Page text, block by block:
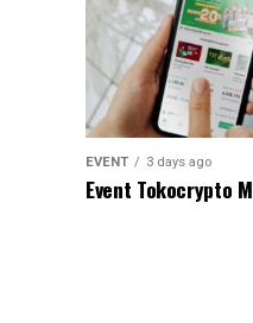
EVENT 3 days ago
Event Tokocrypto